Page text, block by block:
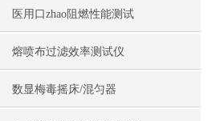
医用口zhao阻燃性能测试
熔喷布过滤效率测试仪
数显梅毒摇床/混匀器